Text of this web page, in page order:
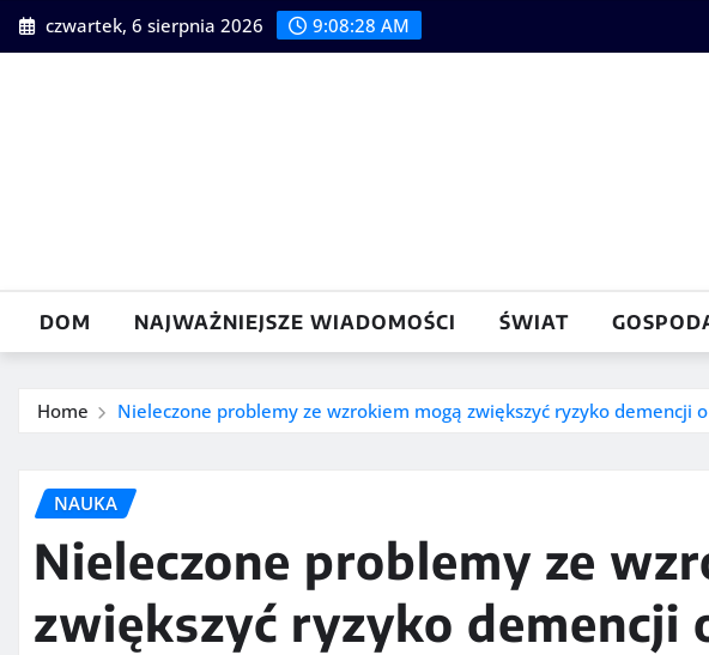
Skip
to
czwartek, 6 sierpnia 2026 9:08:30 AM
DOM NAJWAŻNIEJSZE WIADOMOŚCI ŚWIAT
Home Nieleczone problemy ze wzrokiem mogą zwiększyć ryzyko demencji
NAUKA
Nieleczone problemy ze
zwiększyć ryzyko demencji